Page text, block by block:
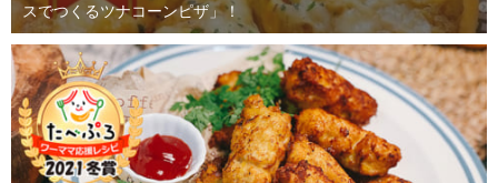
スでつくるツナコーンピザ」！